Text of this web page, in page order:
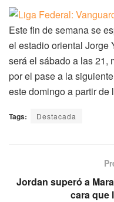
Este fin de semana se
el estadio oriental Jorge
será el sábado a las 21,
por el pase a la
este domingo a partir de
Tags: Destacada
Jordan superó a
cara que